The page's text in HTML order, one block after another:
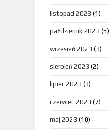
listopad 2023 (1)
październik 2023 (5)
wrzesień 2023 (3)
sierpień 2023 (2)
lipiec 2023 (3)
czerwiec 2023 (7)
maj 2023 (10)